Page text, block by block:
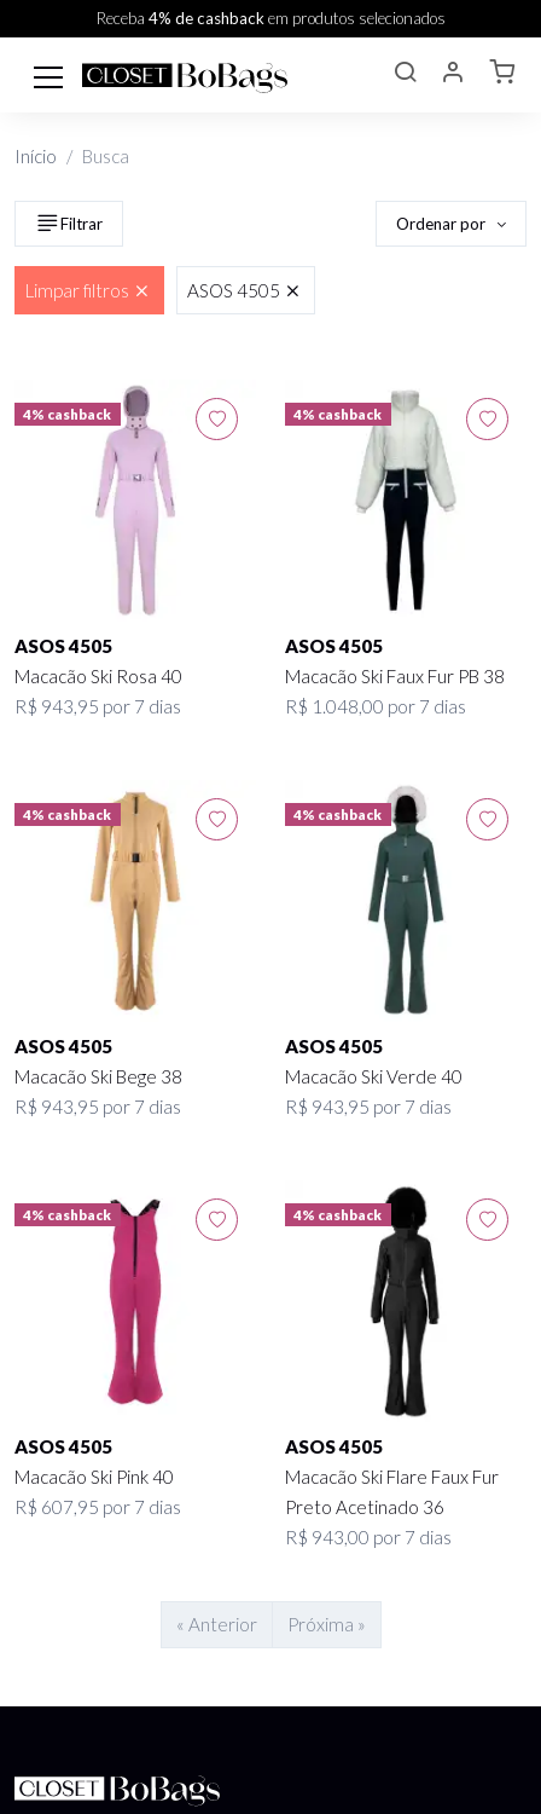
Receba 4% de cashbackem produtos selecionados
Início Busca
Filtrar Ordenar por
Limpar filtros ASOS 4505
4% cashback
ASOS 4505
Macacão Ski Rosa 40
R$ 943,95 por 7 dias
4% cashback
ASOS 4505
Macacão Ski Faux Fur PB 38
R$ 1.048,00 por 7 dias
4% cashback
ASOS 4505
Macacão Ski Bege 38
R$ 943,95 por 7 dias
4% cashback
ASOS 4505
Macacão Ski Verde 40
R$ 943,95 por 7 dias
4% cashback
ASOS 4505
Macacão Ski Pink 40
R$ 607,95 por 7 dias
4% cashback
ASOS 4505
Macacão Ski Flare Faux Fur
Preto Acetinado 36
R$ 943,00 por 7 dias
« Anterior Próxima »